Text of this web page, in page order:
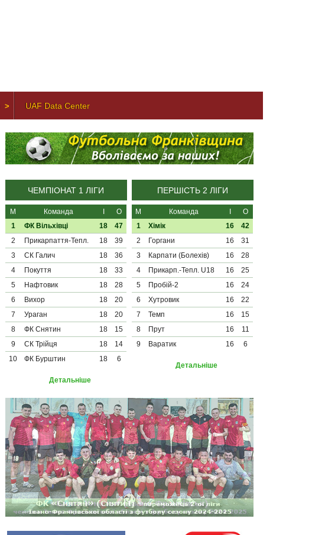
UAF Data Center
ЧЕМПІОНАТ 1 ЛІГИ
М Команда
О
1
ФК Вільхівці 18
47
2
Прикарпаття-Тепл. 18
39
3
СК Галич 18
36
4
Покуття 18
33
5
Нафтовик 18
28
6
Вихор 18
20
7
Ураган 18
20
8
ФК Снятин 18
15
9
СК Трійця 18
14
10
ФК Бурштин 18 6
Детальніше
ПЕРШІСТЬ 2 ЛІГИ
М Команда
О
1
Хімік 16
42
2
Горгани 16
31
3
Карпати (Болехів) 16
28
4
Прикарп.-Тепл. U18 16
25
5
Пробій-2 16
24
6
Хутровик 16
22
7
Темп 16
15
8
Прут 16
11
9
Варатик 16 6
Детальніше